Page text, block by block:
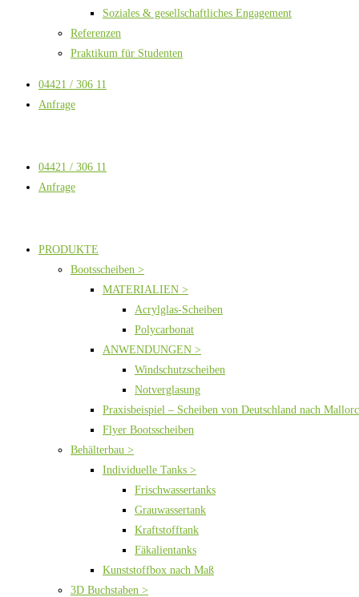
Soziales & gesellschaftliches Engagement
Referenzen
Praktikum für Studenten
04421 / 306 11
Anfrage
04421 / 306 11
Anfrage
PRODUKTE
Bootsscheiben >
MATERIALIEN >
Acrylglas-Scheiben
Polycarbonat
ANWENDUNGEN >
Windschutzscheiben
Notverglasung
Praxisbeispiel – Scheiben von Deutschland nach
Flyer Bootsscheiben
Behälterbau >
Individuelle Tanks >
Frischwassertanks
Grauwassertank
Kraftstofftank
Fäkalientanks
Kunststoffbox nach Maß
3D Buchstaben >